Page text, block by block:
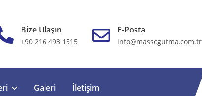
Bize Ulaşın
+90 216 493 1515
E-Posta
info@massogutma.com.tr
Galeri İletişim